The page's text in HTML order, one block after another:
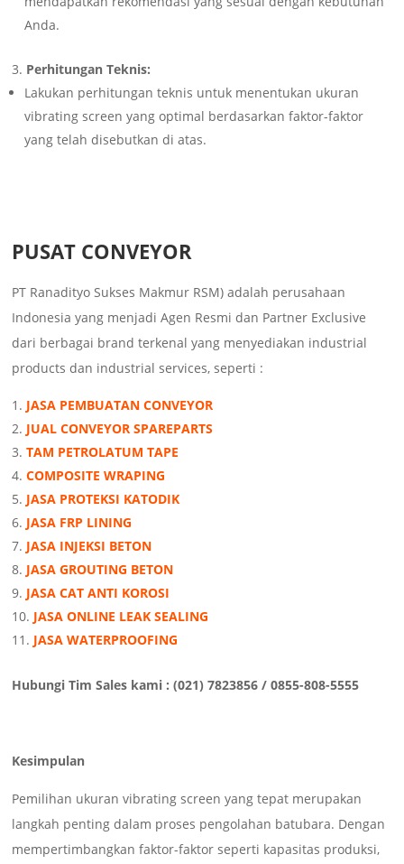
Anda.
Perhitungan Teknis:
Lakukan perhitungan teknis untuk menentukan ukuran
vibrating screen yang optimal berdasarkan faktor-faktor
yang telah disebutkan di atas.
PUSAT CONVEYOR
PT Ranadityo Sukses Makmur RSM) adalah perusahaan
Indonesia yang menjadi Agen Resmi dan Partner Exclusive
dari berbagai brand terkenal yang menyediakan industrial
products dan industrial services, seperti :
JASA PEMBUATAN CONVEYOR
JUAL CONVEYOR SPAREPARTS
TAM PETROLATUM TAPE
COMPOSITE WRAPING
JASA PROTEKSI KATODIK
JASA FRP LINING
JASA INJEKSI BETON
JASA GROUTING BETON
JASA CAT ANTI KOROSI
JASA ONLINE LEAK SEALING
JASA WATERPROOFING
Hubungi Tim Sales kami : (021) 7823856 / 0855-808-5555
Kesimpulan
Pemilihan ukuran vibrating screen yang tepat merupakan
langkah penting dalam proses pengolahan batubara. Dengan
mempertimbangkan faktor-faktor seperti kapasitas produksi,